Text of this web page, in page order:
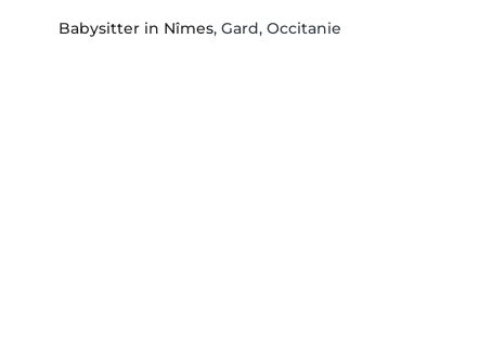
Babysitter in Nîmes, Gard, Occitanie